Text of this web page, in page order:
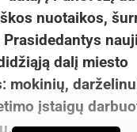
nuotaikos,
dalį miesto
mokinių,
įstaigų